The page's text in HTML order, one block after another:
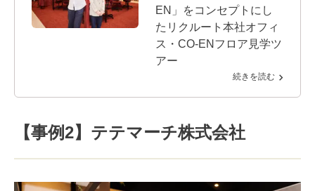
EN」をコンセプトにし
たリクルート本社オフィ
ス・CO-ENフロア見学ツ
アー
続きを読む
【事例2】テテマーチ株式会社